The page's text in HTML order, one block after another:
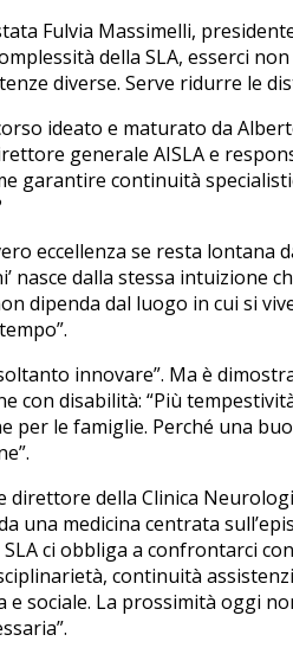
Fulvia Massimelli,
della SLA, esserci
diverse. Serve ridurre le
ideato e maturato da
generale AISLA e
garantire continuità
eccellenza se resta lontana
nasce dalla stessa intuizione
dipenda dal luogo in cui si
innovare”. Ma è
con disabilità: “Più
per le famiglie. Perché una
della Clinica
una medicina centrata
ci obbliga a confrontarci
continuità
sociale. La prossimità oggi